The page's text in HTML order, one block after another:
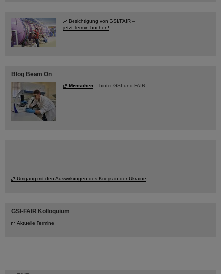
Besichtigung von GSI/FAIR –
jetzt Termin buchen!
Blog Beam On
Menschen ...hinter GSI und FAIR.
Umgang mit den Auswirkungen des Kriegs in der Ukraine
GSI-FAIR Kolloquium
Aktuelle Termine